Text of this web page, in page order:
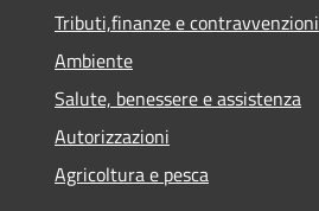
Tributi,finanze e contravvenzioni
Ambiente
Salute, benessere e assistenza
Autorizzazioni
Agricoltura e pesca